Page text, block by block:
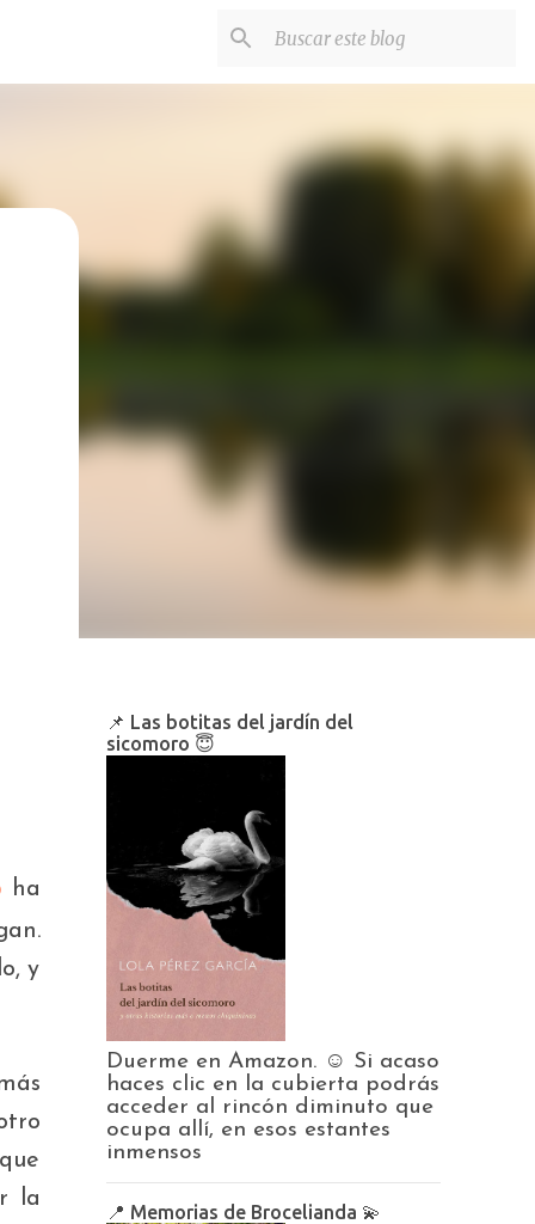
ha
y
la
📌 Las botitas del jardín del
sicomoro 😇
Duerme en Amazon. ☺️ Si acaso
haces clic en la cubierta podrás
acceder al rincón diminuto que
ocupa allí, en esos estantes
inmensos
📍 Memorias de Brocelianda 💫